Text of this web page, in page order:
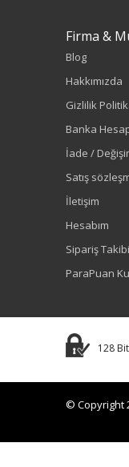
Firma &
Blog
Hakkımızda
Gizlilik
Banka
İade /
Satış
İletişim
Hesabım
Sipariş Takibi
ParaPuan
128
© Copyright